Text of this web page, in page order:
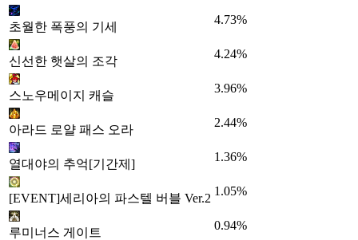
초월한 폭풍의 기세
4.73%
신선한 햇살의 조각
4.24%
스노우메이지 캐슬
3.96%
아라드 로얄 패스 오라
2.44%
열대야의 추억[기간제]
1.36%
[EVENT]세리아의 파스텔 버블 Ver.2
1.05%
루미너스 게이트
0.94%